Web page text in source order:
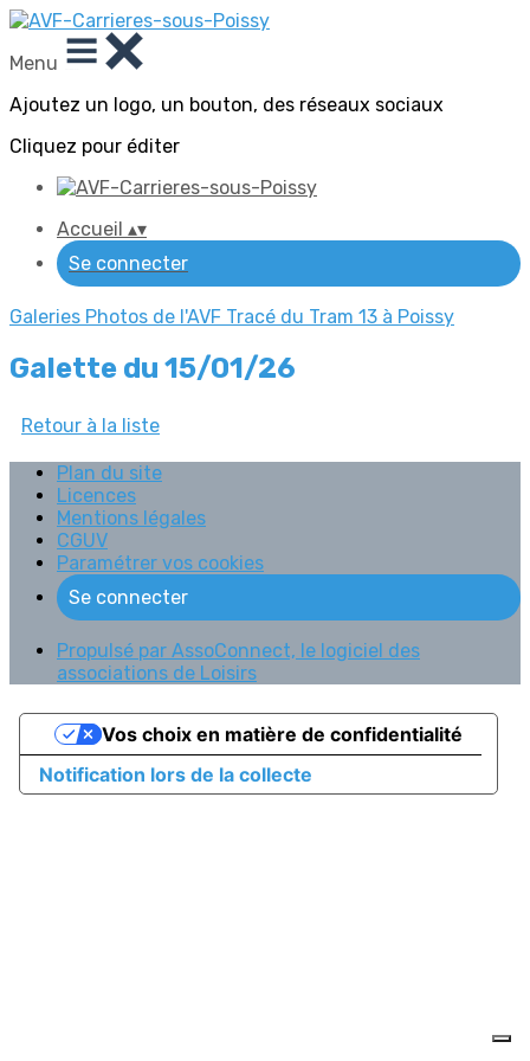
Menu
Ajoutez un logo, un bouton, des réseaux sociaux
Cliquez pour éditer
Accueil ▴▾
Se connecter
Galeries Photos de l'AVF Tracé du Tram 13 à Poissy
Galette du 15/01/26
Retour à la liste
Plan du site
Licences
Mentions légales
CGUV
Paramétrer vos cookies
Se connecter
Propulsé par AssoConnect, le logiciel des
associations de Loisirs
Notification lors de la collecte
Vos choix en matière de confidentialité